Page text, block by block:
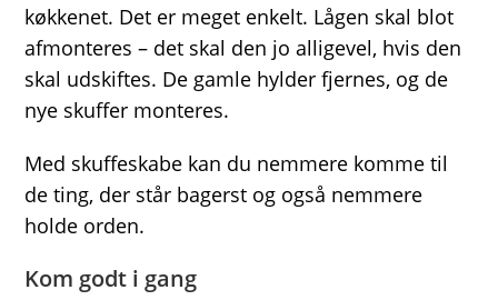
køkkenet. Det er meget enkelt. Lågen skal blot
afmonteres – det skal den jo alligevel, hvis den
skal udskiftes. De gamle hylder fjernes, og de
nye skuffer monteres.
Med skuffeskabe kan du nemmere komme til
de ting, der står bagerst og også nemmere
holde orden.
Kom godt i gang